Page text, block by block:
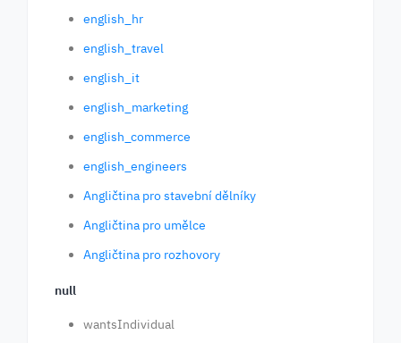
english_hr
english_travel
english_it
english_marketing
english_commerce
english_engineers
Angličtina pro stavební dělníky
Angličtina pro umělce
Angličtina pro rozhovory
null
wantsIndividual